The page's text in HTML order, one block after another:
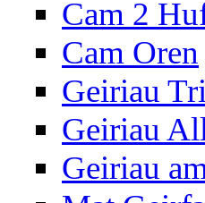
Cam 2
Cam Oren
Geiriau
Geiriau
Geiriau